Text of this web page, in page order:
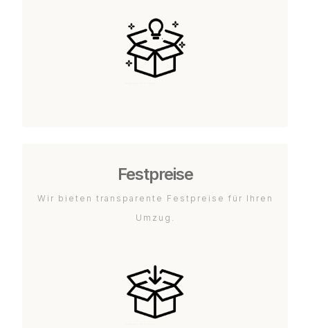
Festpreise
Wir bieten transparente Festpreise für Ihren
Umzug.